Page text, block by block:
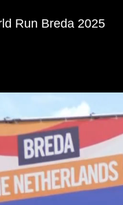
Run Breda 2025